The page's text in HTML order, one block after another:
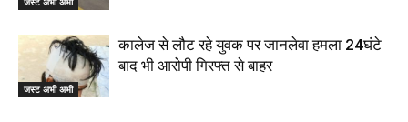
जस्ट अभी अभी
कालेज से लौट रहे युवक पर जानलेवा हमला 24घंटे
बाद भी आरोपी गिरफ्त से बाहर